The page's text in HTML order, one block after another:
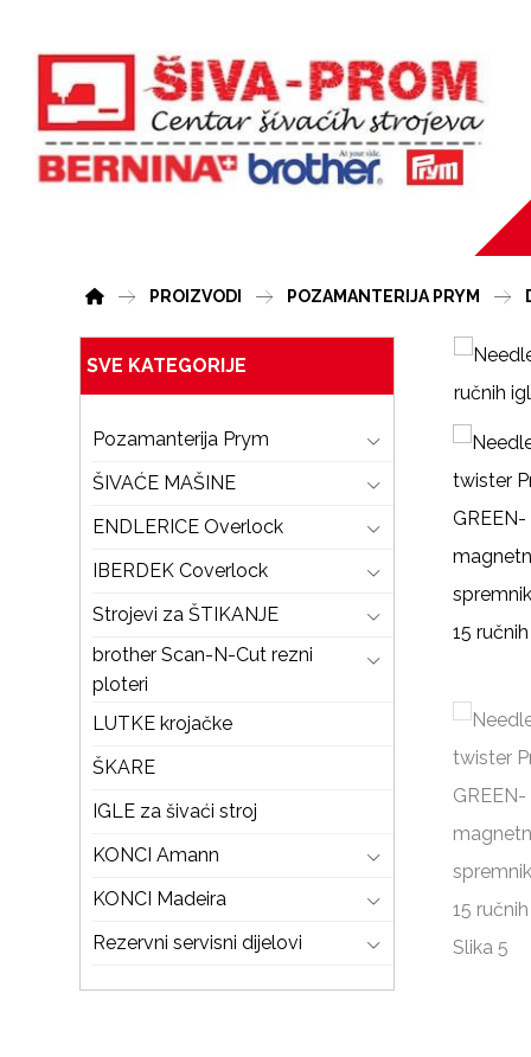
PROIZVODI POZAMANTERIJA PRYM
SVE KATEGORIJE
Pozamanterija Prym
ŠIVAĆE MAŠINE
ENDLERICE Overlock
IBERDEK Coverlock
Strojevi za ŠTIKANJE
brother Scan-N-Cut rezni
ploteri
LUTKE krojačke
ŠKARE
IGLE za šivaći stroj
KONCI Amann
KONCI Madeira
Rezervni servisni dijelovi